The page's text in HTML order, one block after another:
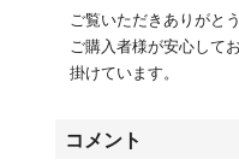
ご覧いただきありがと
ご購入者様が安心して
掛けています。
コメント